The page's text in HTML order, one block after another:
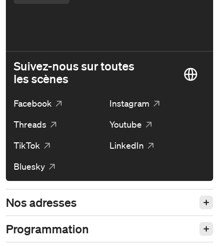
Suivez-nous sur toutes
les scènes
Facebook
Instagram
Threads
Youtube
TikTok
LinkedIn
Bluesky
Nos adresses
Programmation